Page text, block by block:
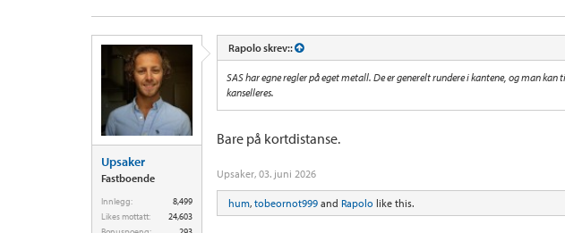
Upsaker
Fastboende
Innlegg:
8,499
Likes mottatt:
24,603
Rapolo skrev::
SAS har egne regler på eget metall. De er generelt rundere i kantene, og man
kanselleres.
Bare på kortdistanse.
Upsaker, 03. juni 2026
hum, tobeornot999 and Rapolo like this.